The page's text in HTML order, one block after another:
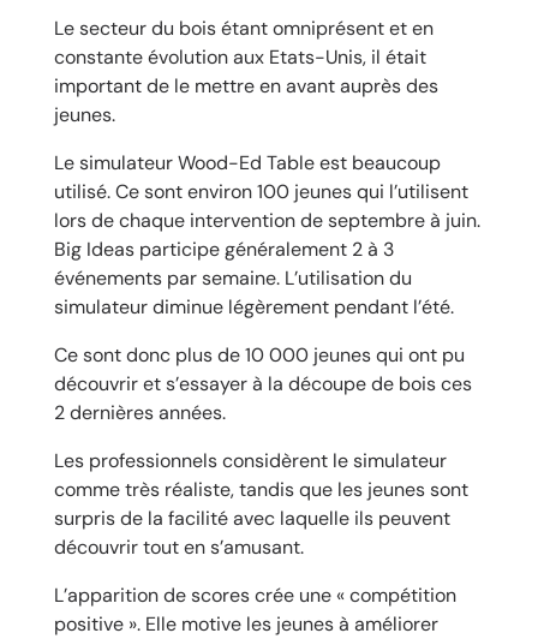
Le secteur du bois étant omniprésent et en
constante évolution aux Etats-Unis, il était
important de le mettre en avant auprès des
jeunes.
Le simulateur Wood-Ed Table est beaucoup
utilisé. Ce sont environ 100 jeunes qui l’utilisent
lors de chaque intervention de septembre à juin.
Big Ideas participe généralement 2 à 3
événements par semaine. L’utilisation du
simulateur diminue légèrement pendant l’été.
Ce sont donc plus de 10 000 jeunes qui ont pu
découvrir et s’essayer à la découpe de bois ces
2 dernières années.
Les professionnels considèrent le simulateur
comme très réaliste, tandis que les jeunes sont
surpris de la facilité avec laquelle ils peuvent
découvrir tout en s’amusant.
L’apparition de scores crée une « compétition
positive ». Elle motive les jeunes à améliorer